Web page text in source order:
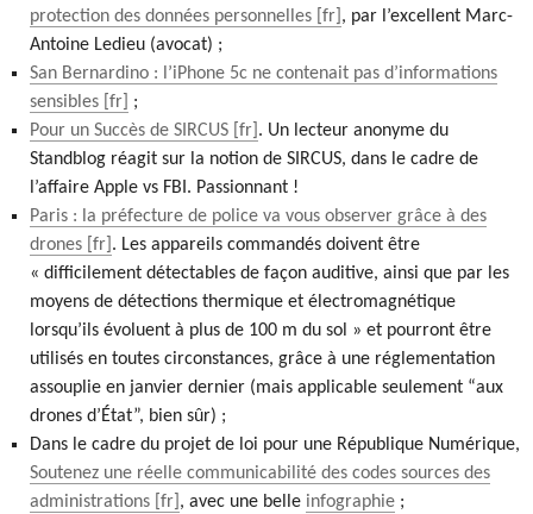
protection des données personnelles
, par l’excellent Marc-
Antoine Ledieu (avocat) ;
San Bernardino : l’iPhone 5c ne contenait pas d’informations
sensibles
;
Pour un Succès de SIRCUS
. Un lecteur anonyme du
Standblog réagit sur la notion de SIRCUS, dans le cadre de
l’affaire Apple vs FBI. Passionnant !
Paris : la préfecture de police va vous observer grâce à des
drones
. Les appareils commandés doivent être
« difficilement détectables de façon auditive, ainsi que par les
moyens de détections thermique et électromagnétique
lorsqu’ils évoluent à plus de 100 m du sol » et pourront être
utilisés en toutes circonstances, grâce à une réglementation
assouplie en janvier dernier (mais applicable seulement “aux
drones d’État”, bien sûr) ;
Dans le cadre du projet de loi pour une République Numérique,
Soutenez une réelle communicabilité des codes sources des
administrations
, avec une belle infographie;